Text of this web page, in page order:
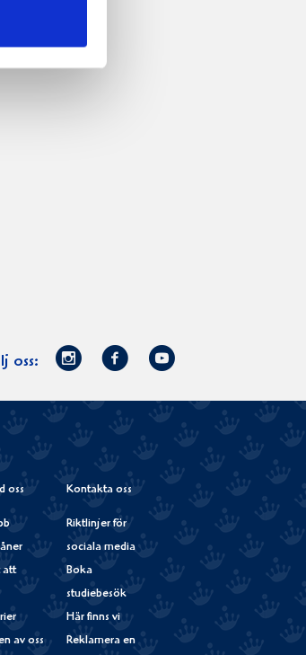
oss:
Norrmejerier
Instagram
Facebook
Youtube
oss
att
av oss
Kontakta oss
Riktlinjer för
sociala media
Boka
studiebesök
Här finns vi
Reklamera en